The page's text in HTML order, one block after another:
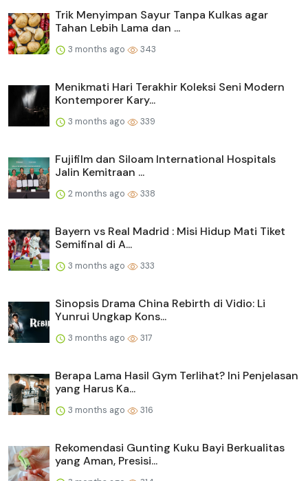
Trik Menyimpan Sayur Tanpa Kulkas agar
Tahan Lebih Lama dan ...
3 months ago 343
Menikmati Hari Terakhir Koleksi Seni Modern
Kontemporer Kary...
3 months ago 339
Fujifilm dan Siloam International Hospitals
Jalin Kemitraan ...
2 months ago 338
Bayern vs Real Madrid : Misi Hidup Mati Tiket
Semifinal di A...
3 months ago 333
Sinopsis Drama China Rebirth di Vidio: Li
Yunrui Ungkap Kons...
3 months ago 317
Berapa Lama Hasil Gym Terlihat? Ini Penjelasan
yang Harus Ka...
3 months ago 316
Rekomendasi Gunting Kuku Bayi Berkualitas
yang Aman, Presisi...